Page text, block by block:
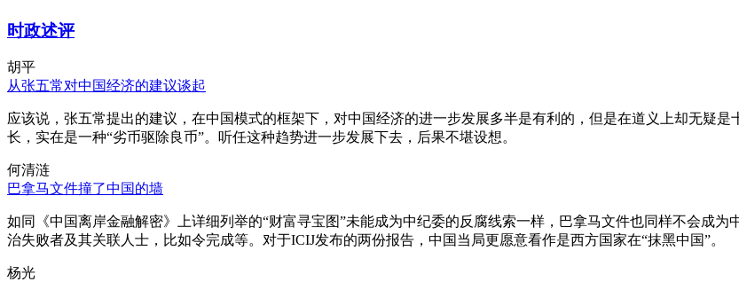
时政述评
胡平
从张五常对中国经济的建议谈起
应该说，张五常提出的建议，在中国模式的框架下，对中国经济的进一步发展多半是有利的，但是在道义上却无疑
长，实在是一种“劣币驱除良币”。听任这种趋势进一步发展下去，后果不堪设想。
何清涟
巴拿马文件撞了中国的墙
如同《中国离岸金融解密》上详细列举的“财富寻宝图”未能成为中纪委的反腐线索一样，巴拿马文件也同样不会成
治失败者及其关联人士，比如令完成等。对于ICIJ发布的两份报告，中国当局更愿意看作是西方国家在“抹黑中国”。
杨光